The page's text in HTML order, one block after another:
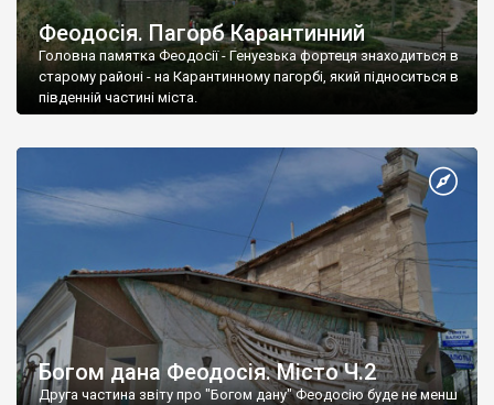
Феодосія. Пагорб Карантинний
Головна памятка Феодосії - Генуезька фортеця знаходиться в
старому районі - на Карантинному пагорбі, який підноситься в
південній частині міста.
Богом дана Феодосія. Місто Ч.2
Друга частина звіту про "Богом дану" Феодосію буде не менш